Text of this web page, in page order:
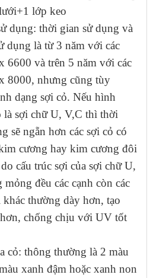
lớp keo
dụng: thời gian sử dụng và
dụng là từ 3 năm với các
6600 và trên 5 năm với các
8000, nhưng cũng tùy
dạng sợi cỏ. Nếu hình
là sợi chữ U, V,C thì thời
sẽ ngẵn hơn các sợi cỏ có
cương hay kim cương đôi
cấu trúc sợi của sợi chữ U,
đều các cạnh còn các
khác thường dày hơn, tạo
chống chịu với UV tốt
cỏ: thông thường là 2 màu
xanh đậm hoặc xanh non